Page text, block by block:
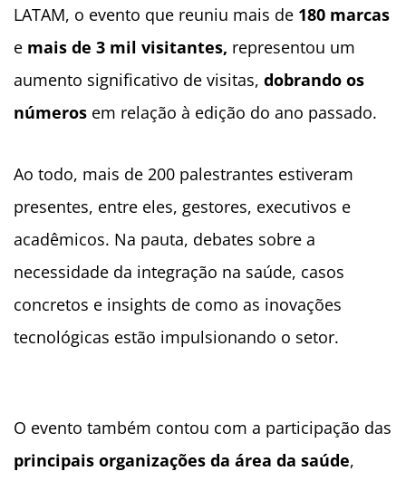
LATAM, o evento que reuniu mais de 180 marcas
e mais de 3 mil visitantes, representou um
aumento significativo de visitas, dobrando os
números em relação à edição do ano passado.
Ao todo, mais de 200 palestrantes estiveram
presentes, entre eles, gestores, executivos e
acadêmicos. Na pauta, debates sobre a
necessidade da integração na saúde, casos
concretos e insights de como as inovações
tecnológicas estão impulsionando o setor.
O evento também contou com a participação das
principais organizações da área da saúde,